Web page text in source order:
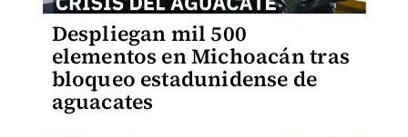
Despliegan mil 500
elementos en Michoacán tras
bloqueo estadunidense de
aguacates